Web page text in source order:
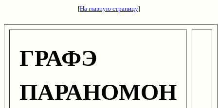
[На главную страницу]
ГРАФЭ
ПАРАНОМОН